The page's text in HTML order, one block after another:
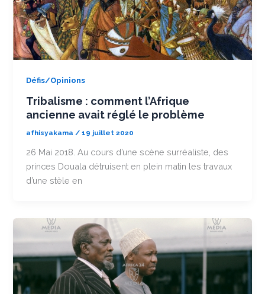
Défis/Opinions
Tribalisme : comment l’Afrique
ancienne avait réglé le problème
afhisyakama/19 juillet 2020
26 Mai 2018. Au cours d’une scène surréaliste, des
princes Douala détruisent en plein matin les travaux
d’une stèle en